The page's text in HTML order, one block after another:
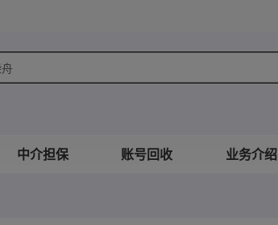
中介担保 账号回收 业务介绍